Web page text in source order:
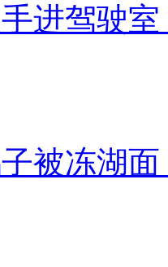
进驾驶
被冻湖